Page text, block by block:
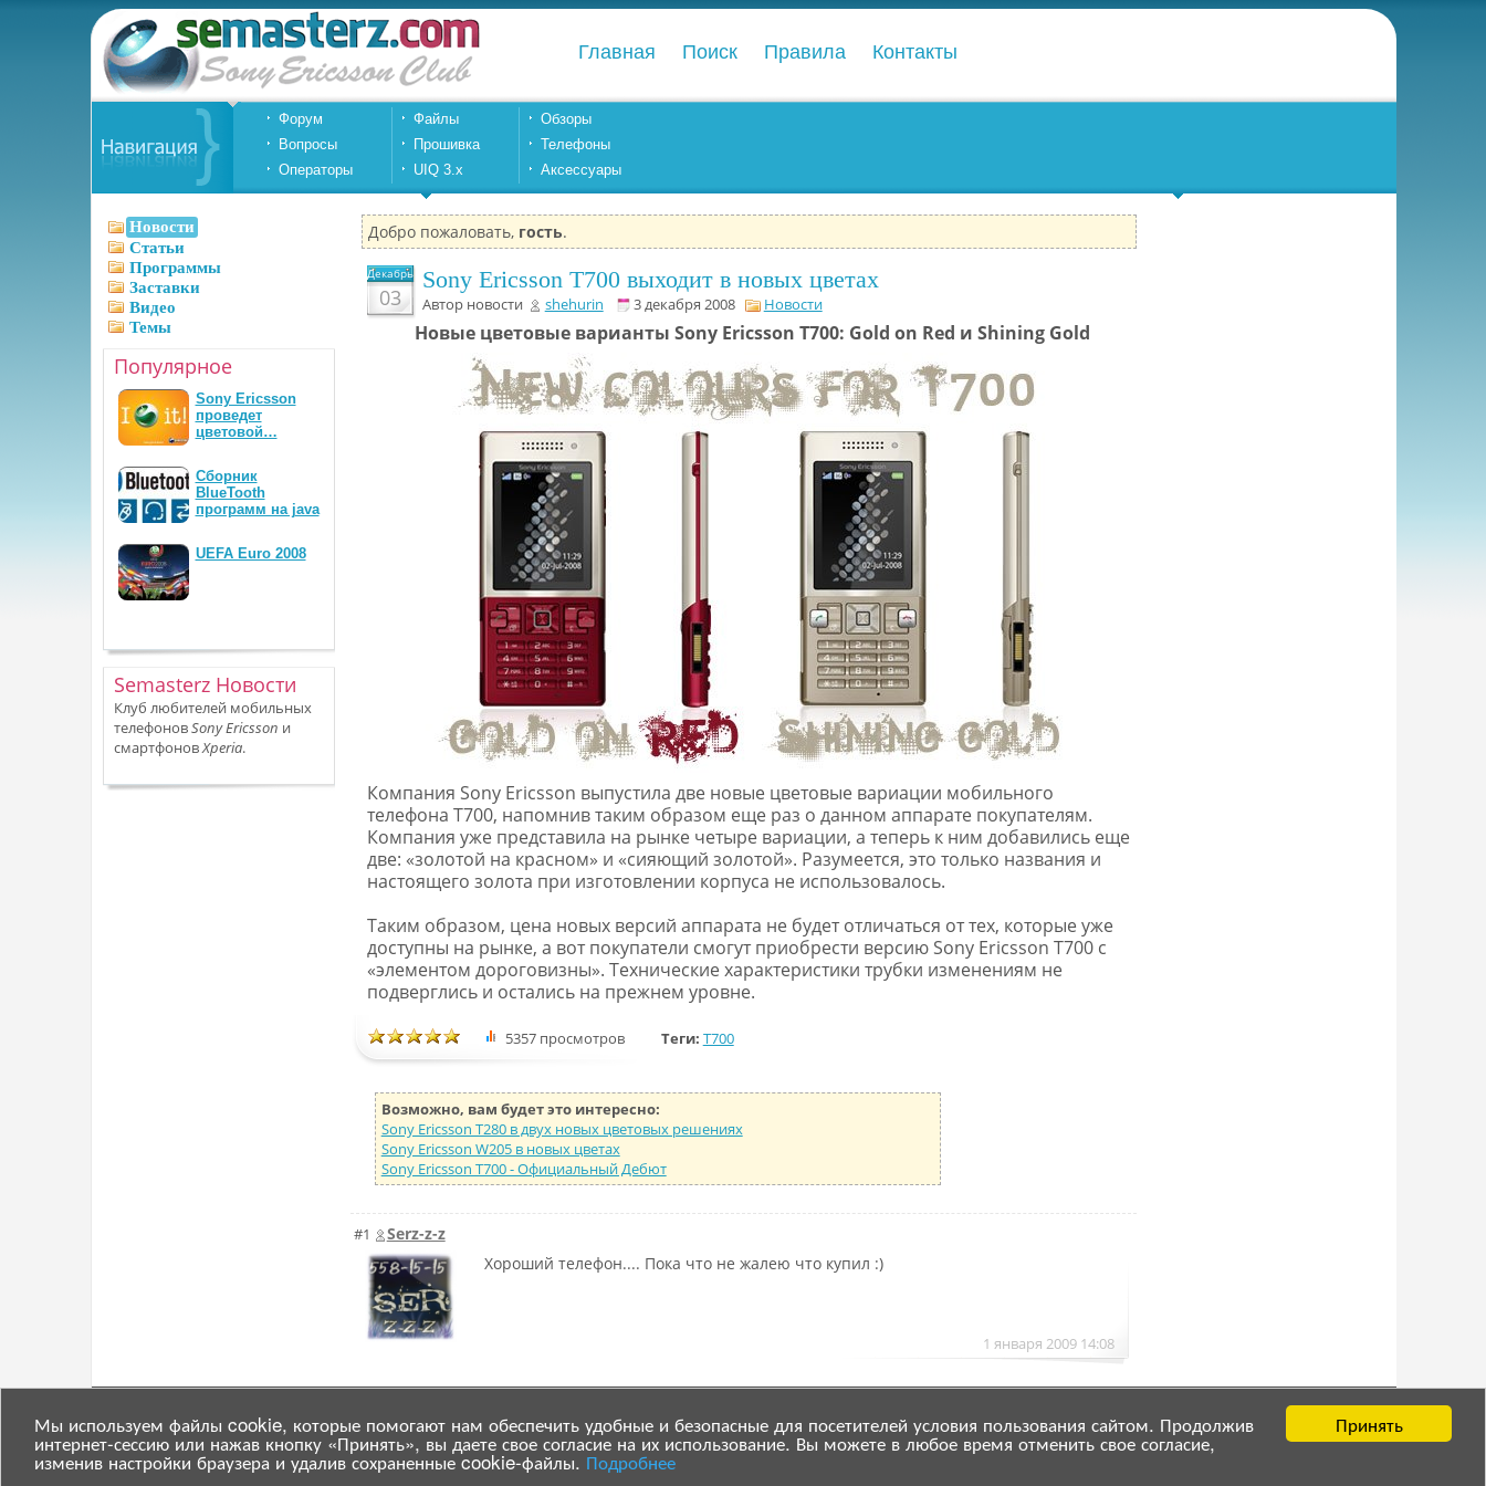
Принять
Мы используем файлы cookie, которые помогают нам обеспечить удобные и безопасные для посетителей условия пользования сайтом. Продолжив
интернет-сессию или нажав кнопку «Принять», вы даете свое согласие на их использование. Вы можете в любое время отменить свое согласие,
изменив настройки браузера и удалив сохраненные cookie-файлы. Подробнее
Главная Поиск Правила Контакты
Форум
Вопросы
Операторы
Файлы
Прошивка
UIQ 3.x
Обзоры
Телефоны
Аксессуары
Добро пожаловать, гость.
Декабрь
03
Sony Ericsson T700 выходит в новых цветах
Автор новости shehurin 3 декабря 2008 Новости
Новые цветовые варианты Sony Ericsson T700: Gold on Red и Shining Gold
Компания Sony Ericsson выпустила две новые цветовые вариации мобильного
телефона T700, напомнив таким образом еще раз о данном аппарате покупателям.
Компания уже представила на рынке четыре вариации, а теперь к ним добавились еще
две: «золотой на красном» и «сияющий золотой». Разумеется, это только названия и
настоящего золота при изготовлении корпуса не использовалось.
Таким образом, цена новых версий аппарата не будет отличаться от тех, которые уже
доступны на рынке, а вот покупатели смогут приобрести версию Sony Ericsson T700 с
«элементом дороговизны». Технические характеристики трубки изменениям не
подверглись и остались на прежнем уровне.
5357 просмотров Теги: T700
Возможно, вам будет это интересно:
Sony Ericsson T280 в двух новых цветовых решениях
Sony Ericsson W205 в новых цветах
Sony Ericsson T700 - Официальный Дебют
#1
Serz-z-z
Хороший телефон.... Пока что не жалею что купил :)
1 января 2009 14:08
Новости
Статьи
Программы
Заставки
Видео
Темы
Популярное
Sony Ericsson
проведет
цветовой…
Сборник
BlueTooth
программ на java
UEFA Euro 2008
Semasterz Новости
Клуб любителей мобильных
телефоновSony Ericsson и
смартфоновXperia.
© 2007—2025semasterz.com